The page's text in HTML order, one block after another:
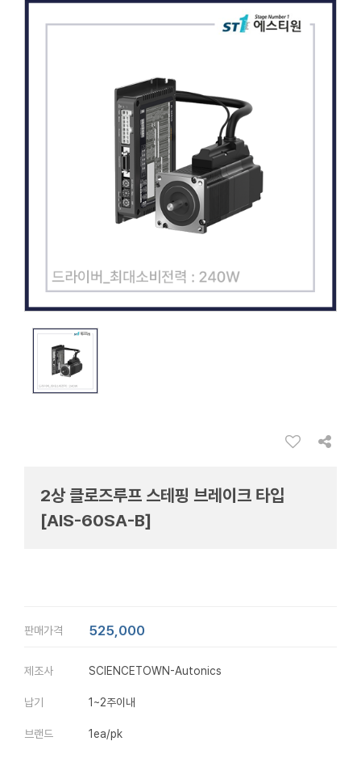
2상 클로즈루프 스테핑 브레이크 타입
[AIS-60SA-B]
판매가격 525,000
제조사 SCIENCETOWN-Autonics
납기 1~2주이내
브랜드 1ea/pk